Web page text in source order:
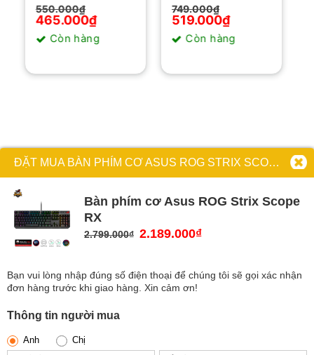
550.000₫
Giá
gốc
550.000₫.
465.000₫
Giá
hiện
là: Còn hàng
749.000₫
Giá
gốc
là:
749.000₫.
519.000₫
Giá
hiện
tại
là: Còn hàng
ĐẶT MUA BÀN PHÍM CƠ ASUS ROG STRIX SCOPE RX
Bàn phím cơ Asus ROG Strix Scope
RX
2.799.000₫ Giá
2.799.000₫.
2.189.000₫Giá
là:
Bạn vui lòng nhập đúng số điện thoại để chúng tôi sẽ gọi xác nhận
đơn hàng trước khi giao hàng. Xin cảm ơn!
Thông tin người mua
Anh Chị